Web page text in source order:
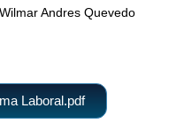
Andres Quevedo
Laboral.pdf